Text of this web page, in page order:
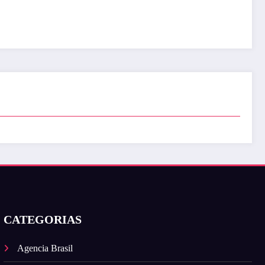
CATEGORIAS
Agencia Brasil